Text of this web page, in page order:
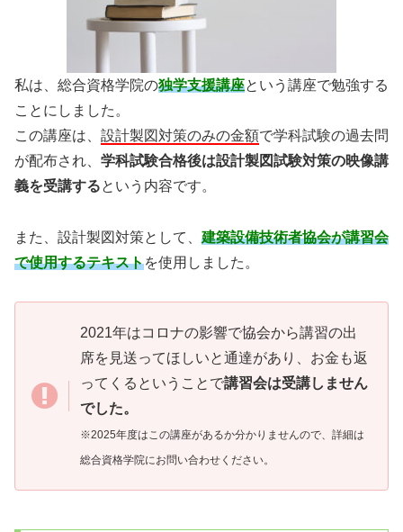
私は、総合資格学院の独学支援講座という講座で勉強する
ことにしました。
この講座は、 設計製図対策のみの金額で学科試験の過去問
が配布され、 学科試験合格後は設計製図試験対策の映像講
義を受講するという内容です。
また、設計製図対策として、 建築設備技術者協会が講習会
で使用するテキストを使用しました。
2021年はコロナの影響で協会から講習の出
席を見送ってほしいと通達があり、お金も返
ってくるということで講習会は受講しません
でした。
※2025年度はこの講座があるか分かりませんので、詳細は
総合資格学院にお問い合わせください。